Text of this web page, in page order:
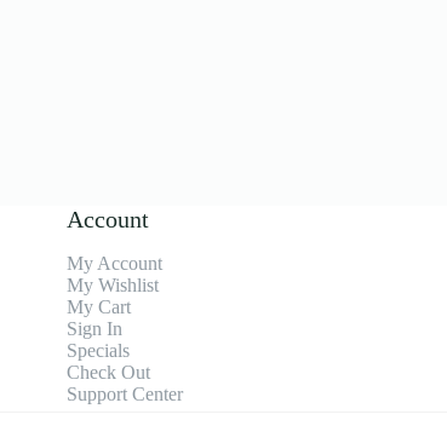
Account
My Account
My Wishlist
My Cart
Sign In
Specials
Check Out
Support Center